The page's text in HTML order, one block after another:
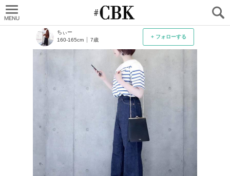
+ フォローする
ちぃー
160-165cm
7歳